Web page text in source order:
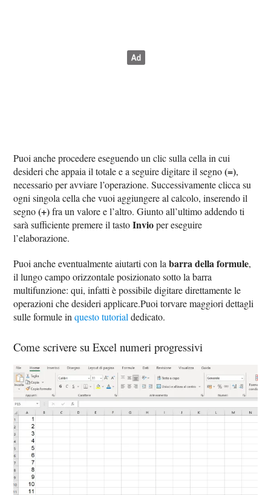
Puoi anche procedere eseguendo un clic sulla cella in cui
desideri che appaia il totale e a seguire digitare il segno(=),
necessario per avviare l’operazione. Successivamente clicca su
ogni singola cella che vuoi aggiungere al calcolo, inserendo il
segno(+)fra un valore e l’altro. Giunto all’ultimo addendo ti
sarà sufficiente premere il tastoInvioper eseguire
l’elaborazione.
Puoi anche eventualmente aiutarti con labarra della formule,
il lungo campo orizzontale posizionato sotto la barra
multifunzione: qui, infatti è possibile digitare direttamente le
operazioni che desideri applicare.Puoi torvare maggiori dettagli
sulle formule inquesto tutorial dedicato.
Come scrivere su Excel numeri progressivi